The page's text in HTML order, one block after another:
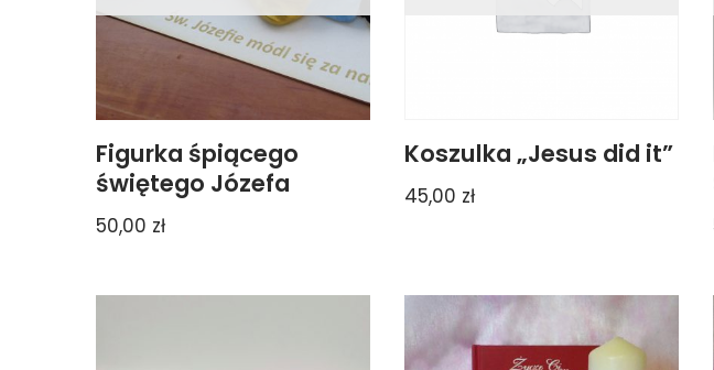
Figurka śpiącego
świętego Józefa
50,00 zł
Koszulka „Jesus did it”
45,00 zł